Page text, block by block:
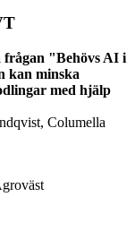
"Behövs AI i
kan minska
med hjälp
Columella